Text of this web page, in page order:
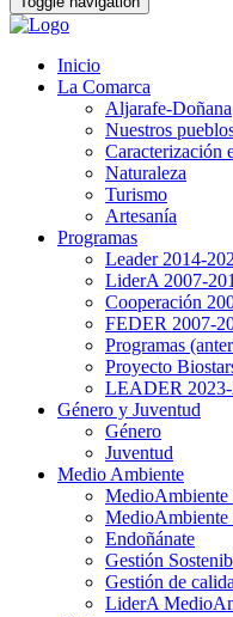
Inicio
La Comarca
Aljarafe-Doñana
Nuestros
Caracterización
Naturaleza
Turismo
Artesanía
Programas
Leader 2014-
LiderA 2007-
Cooperación
FEDER 2007-
Programas
Proyecto
LEADER
Género y Juventud
Género
Juventud
Medio Ambiente
MedioAmbiente
MedioAmbiente
Endoñánate
Gestión
Gestión de
LiderA